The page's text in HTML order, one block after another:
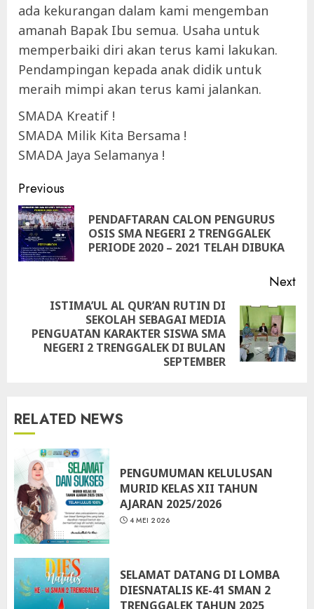
ada kekurangan dalam kami mengemban
amanah Bapak Ibu semua. Usaha untuk
memperbaiki diri akan terus kami lakukan.
Pendampingan kepada anak didik untuk
meraih mimpi akan terus kami jalankan.
SMADA Kreatif !
SMADA Milik Kita Bersama !
SMADA Jaya Selamanya !
Continue
Reading
Previous
PENDAFTARAN CALON PENGURUS
OSIS SMA NEGERI 2 TRENGGALEK
PERIODE 2020 – 2021 TELAH DIBUKA
Next
Next
post:
ISTIMA’UL AL QUR’AN RUTIN DI
SEKOLAH SEBAGAI MEDIA
PENGUATAN KARAKTER SISWA SMA
NEGERI 2 TRENGGALEK DI BULAN
SEPTEMBER
RELATED NEWS
PENGUMUMAN KELULUSAN
MURID KELAS XII TAHUN
AJARAN 2025/2026
4 MEI 2026
SELAMAT DATANG DI LOMBA
DIESNATALIS KE-41 SMAN 2
TRENGGALEK TAHUN 2025